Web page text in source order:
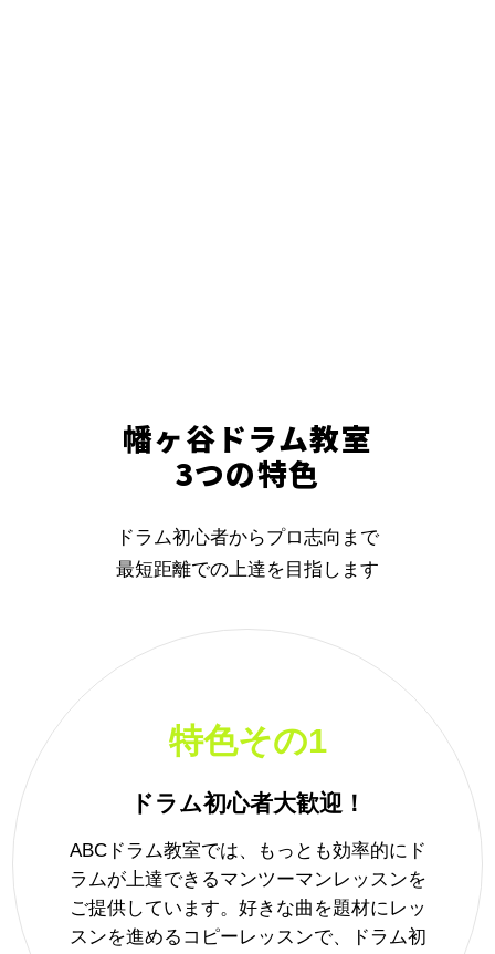
幡ヶ谷ドラム教室
3つの特色
ドラム初心者からプロ志向まで
最短距離での上達を目指します
特色その1
ドラム初心者大歓迎！
ABCドラム教室では、もっとも効率的にド
ラムが上達できるマンツーマンレッスンを
ご提供しています。好きな曲を題材にレッ
スンを進めるコピーレッスンで、ドラム初